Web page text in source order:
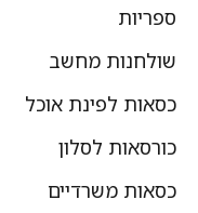
ספריות
שולחנות מחשב
כסאות לפינת אוכל
כורסאות לסלון
כסאות משרדיים